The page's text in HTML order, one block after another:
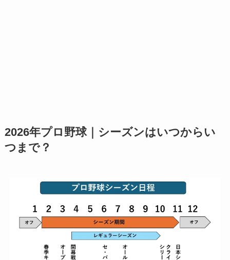
2026年プロ野球｜シーズンはいつからい
つまで？